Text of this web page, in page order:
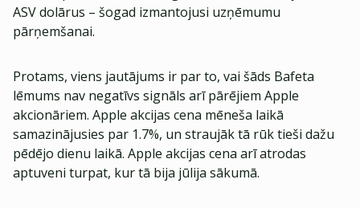
ASV dolārus – šogad izmantojusi uzņēmumu
pārņemšanai.
Protams, viens jautājums ir par to, vai šāds Bafeta
lēmums nav negatīvs signāls arī pārējiem Apple
akcionāriem. Apple akcijas cena mēneša laikā
samazinājusies par 1.7%, un straujāk tā rūk tieši dažu
pēdējo dienu laikā. Apple akcijas cena arī atrodas
aptuveni turpat, kur tā bija jūlija sākumā.